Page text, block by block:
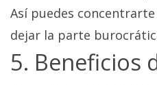
Así puedes
dejar la parte
5. Beneficios